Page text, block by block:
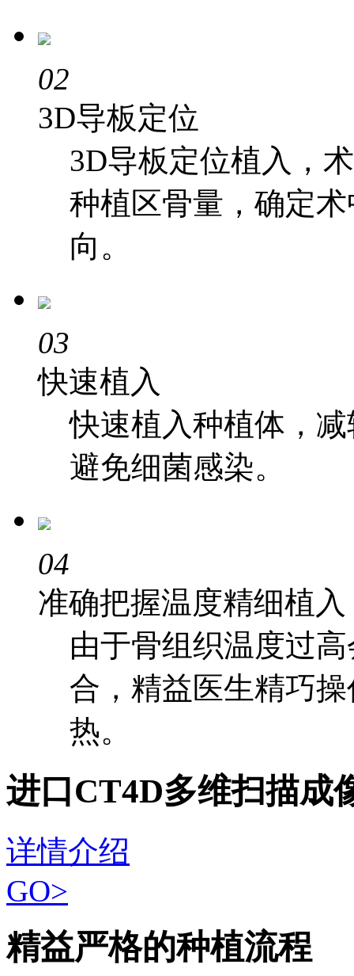
02
3D导板定位
3D导板定位植入，
种植区骨量，确定
向。
03
快速植入
快速植入种植体，
避免细菌感染。
04
准确把握温度精细植入
由于骨组织温度过
合，精益医生精巧
热。
进口CT4D多维扫描成
详情介绍
GO>
精益严格的种植流程